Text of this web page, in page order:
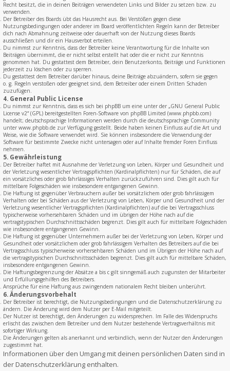
Recht besitzt, die in deinen Beiträgen verwendeten Links und Bilder zu setzen bzw. zu
verwenden.
Der Betreiber des Boards übt das Hausrecht aus. Bei Verstößen gegen diese
Nutzungsbedingungen oder anderer im Board veröffentlichten Regeln kann der Betreiber
dich nach Abmahnung zeitweise oder dauerhaft von der Nutzung dieses Boards
ausschließen und dir ein Hausverbot erteilen.
Du nimmst zur Kenntnis, dass der Betreiber keine Verantwortung für die Inhalte von
Beiträgen übernimmt, die er nicht selbst erstellt hat oder die er nicht zur Kenntnis
genommen hat. Du gestattest dem Betreiber, dein Benutzerkonto, Beiträge und Funktionen
jederzeit zu löschen oder zu sperren.
Du gestattest dem Betreiber darüber hinaus, deine Beiträge abzuändern, sofern sie gegen
o. g. Regeln verstoßen oder geeignet sind, dem Betreiber oder einem Dritten Schaden
zuzufügen.
4. General Public License
Du nimmst zur Kenntnis, dass es sich bei phpBB um eine unter der „GNU General Public
License v2“ (GPL) bereitgestellten Foren-Software von phpBB Limited (www.phpbb.com)
handelt; deutschsprachige Informationen werden durch die deutschsprachige Community
unter www.phpbb.de zur Verfügung gestellt. Beide haben keinen Einfluss auf die Art und
Weise, wie die Software verwendet wird. Sie können insbesondere die Verwendung der
Software für bestimmte Zwecke nicht untersagen oder auf Inhalte fremder Foren Einfluss
nehmen.
5. Gewährleistung
Der Betreiber haftet mit Ausnahme der Verletzung von Leben, Körper und Gesundheit und
der Verletzung wesentlicher Vertragspflichten (Kardinalpflichten) nur für Schäden, die auf
ein vorsätzliches oder grob fahrlässiges Verhalten zurückzuführen sind. Dies gilt auch für
mittelbare Folgeschäden wie insbesondere entgangenen Gewinn.
Die Haftung ist gegenüber Verbrauchern außer bei vorsätzlichem oder grob fahrlässigem
Verhalten oder bei Schäden aus der Verletzung von Leben, Körper und Gesundheit und der
Verletzung wesentlicher Vertragspflichten (Kardinalpflichten) auf die bei Vertragsschluss
typischerweise vorhersehbaren Schäden und im übrigen der Höhe nach auf die
vertragstypischen Durchschnittsschäden begrenzt. Dies gilt auch für mittelbare Folgeschäden
wie insbesondere entgangenen Gewinn.
Die Haftung ist gegenüber Unternehmern außer bei der Verletzung von Leben, Körper und
Gesundheit oder vorsätzlichem oder grob fahrlässigem Verhalten des Betreibers auf die bei
Vertragsschluss typischerweise vorhersehbaren Schäden und im Übrigen der Höhe nach auf
die vertragstypischen Durchschnittsschäden begrenzt. Dies gilt auch für mittelbare Schäden,
insbesondere entgangenen Gewinn.
Die Haftungsbegrenzung der Absätze a bis c gilt sinngemäß auch zugunsten der Mitarbeiter
und Erfüllungsgehilfen des Betreibers.
Ansprüche für eine Haftung aus zwingendem nationalem Recht bleiben unberührt.
6. Änderungsvorbehalt
Der Betreiber ist berechtigt, die Nutzungsbedingungen und die Datenschutzerklärung zu
ändern. Die Änderung wird dem Nutzer per E-Mail mitgeteilt.
Der Nutzer ist berechtigt, den Änderungen zu widersprechen. Im Falle des Widerspruchs
erlischt das zwischen dem Betreiber und dem Nutzer bestehende Vertragsverhältnis mit
sofortiger Wirkung.
Die Änderungen gelten als anerkannt und verbindlich, wenn der Nutzer den Änderungen
zugestimmt hat.
Informationen über den Umgang mit deinen persönlichen Daten sind in
der Datenschutzerklärung enthalten.